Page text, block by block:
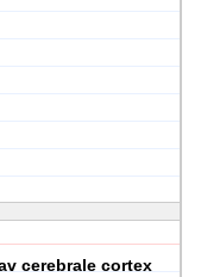
cerebrale cortex